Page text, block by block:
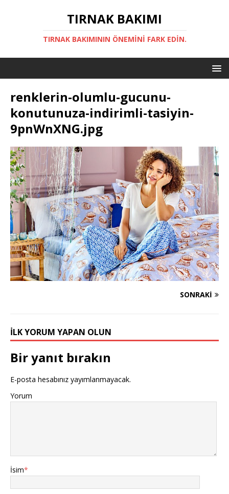
TIRNAK BAKIMI
TIRNAK BAKIMININ ÖNEMINI FARK EDIN.
renklerin-olumlu-gucunu-
konutunuza-indirimli-tasiyin-
9pnWnXNG.jpg
SONRAKI
İLK YORUM YAPAN OLUN
Bir yanıt bırakın
E-posta hesabınız yayımlanmayacak.
Yorum
İsim*